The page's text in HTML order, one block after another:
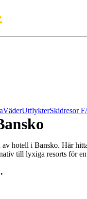
VäderUtflykterSkidresor
hotell i Bansko. Här
till lyxiga resorts för en